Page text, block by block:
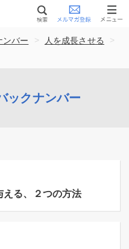
ンバー > 人を成長させる
>
ックナンバー
える、２つの方法